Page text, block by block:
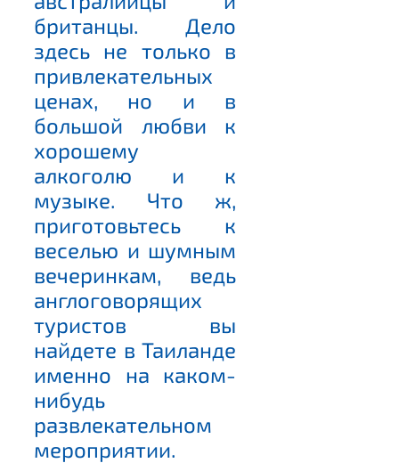
британцы. Дело
здесь не только в
привлекательных
ценах, но и в
большой любви к
хорошему
алкоголю и к
музыке. Что ж,
приготовьтесь к
веселью и шумным
вечеринкам, ведь
англоговорящих
туристов вы
найдете в Таиланде
именно на каком-
нибудь
развлекательном
мероприятии.